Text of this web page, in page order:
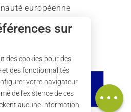
Description
Carte
européenne
l'action du Parc.
sur
des cookies pour des
et des fonctionnalités
votre navigateur
de l'existence de ces
aucune information